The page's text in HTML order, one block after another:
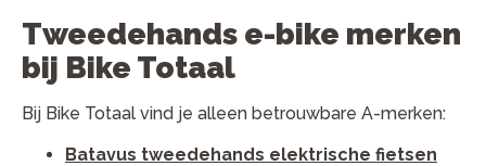
Tweedehands e-bike merken
bij Bike Totaal
Bij Bike Totaal vind je alleen betrouwbare A-merken:
Batavus tweedehands elektrische fietsen